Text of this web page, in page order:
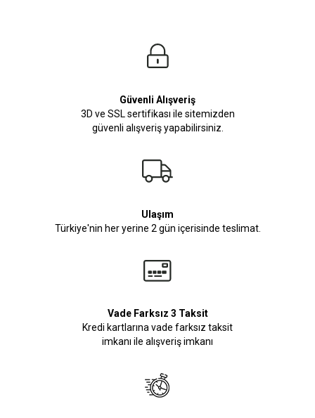
Manken Bedenleri Üst Grup M, Alt Grup 33 Beden ( Medium )
Güvenli Alışveriş
3D ve SSL sertifikası ile sitemizden
güvenli alışveriş yapabilirsiniz.
Ulaşım
Türkiye'nin her yerine 2 gün içerisinde teslimat.
Vade Farksız 3 Taksit
Kredi kartlarına vade farksız taksit
imkanı ile alışveriş imkanı